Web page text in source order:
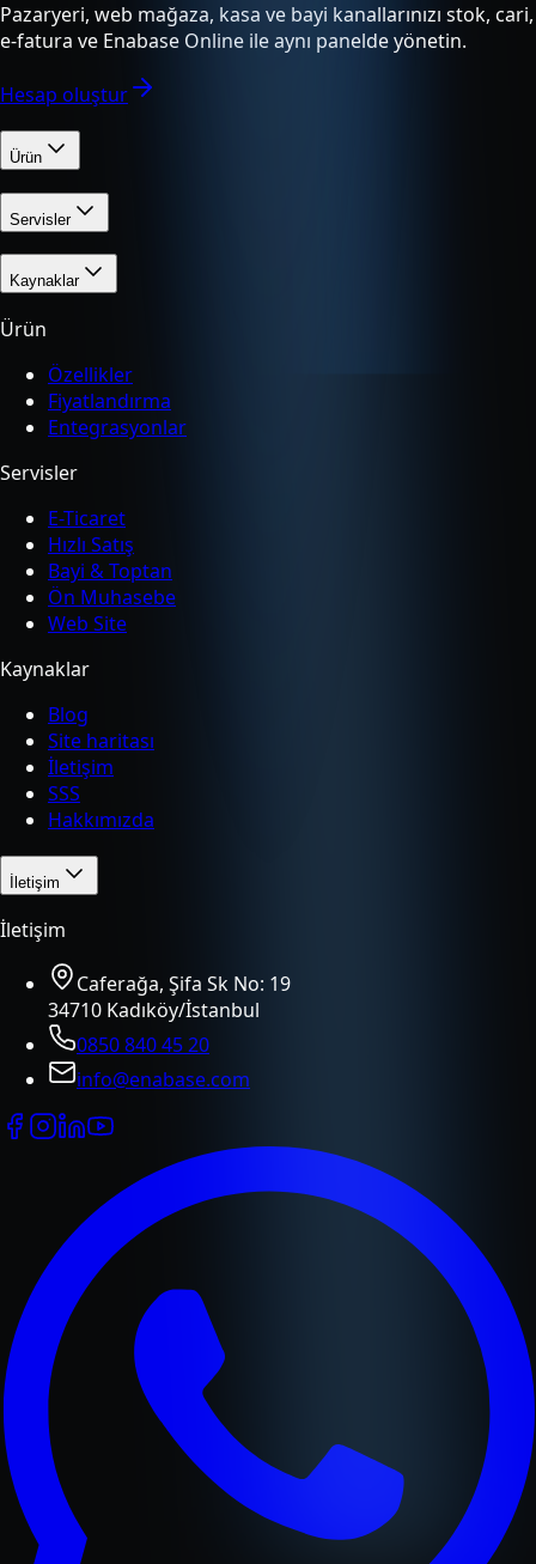
Pazaryeri, web mağaza, kasa ve bayi kanallarınızı stok, cari,
e-fatura ve Enabase Online ile aynı panelde yönetin.
Hesap oluştur
Ürün
Servisler
Kaynaklar
Ürün
Özellikler
Fiyatlandırma
Entegrasyonlar
Servisler
E-Ticaret
Hızlı Satış
Bayi & Toptan
Ön Muhasebe
Web Site
Kaynaklar
Blog
Site haritası
İletişim
SSS
Hakkımızda
İletişim
İletişim
Caferağa, Şifa Sk No: 19
34710 Kadıköy/İstanbul
0850 840 45 20
info@enabase.com